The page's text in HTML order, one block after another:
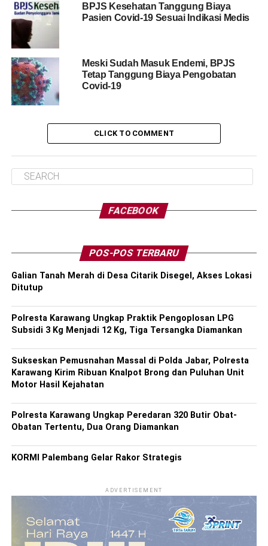
BPJS Kesehatan Tanggung Biaya
Pasien Covid-19 Sesuai Indikasi Medis
Meski Sudah Masuk Endemi, BPJS
Tetap Tanggung Biaya Pengobatan
Covid-19
CLICK TO COMMENT
FACEBOOK
POS-POS TERBARU
Galian Tanah Merah di Desa Citarik Disegel, Akses Lokasi
Ditutup
Polresta Karawang Ungkap Praktik Pengoplosan LPG
Subsidi 3 Kg Menjadi 12 Kg, Tiga Tersangka Diamankan
Sukseskan Pemusnahan Massal di Polda Jabar, Polresta
Karawang Kirim Ribuan Knalpot Brong dan Puluhan Unit
Motor Hasil Kejahatan
Polresta Karawang Ungkap Peredaran 320 Butir Obat-
Obatan Tertentu, Dua Orang Diamankan
KORMI Palembang Gelar Rakor Strategis
ADVERTISEMENT